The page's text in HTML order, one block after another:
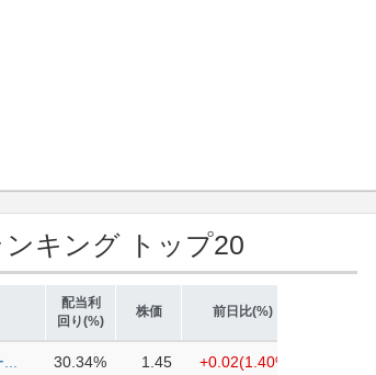
ンキング トップ20
配当利
回り(%)
株価 前日比(%)
... 30.34% 1.45 +0.02(1.40%)